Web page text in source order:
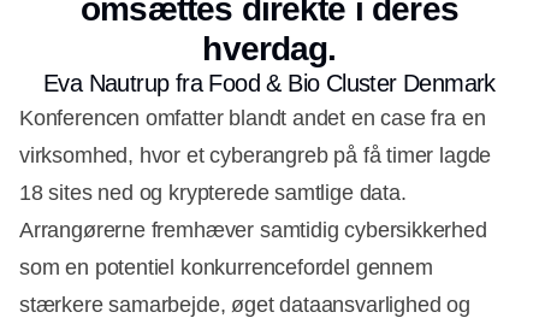
omsættes direkte i deres
hverdag.
Eva Nautrup fra Food & Bio Cluster Denmark
Konferencen omfatter blandt andet en case fra en
virksomhed, hvor et cyberangreb på få timer lagde
18 sites ned og krypterede samtlige data.
Arrangørerne fremhæver samtidig cybersikkerhed
som en potentiel konkurrencefordel gennem
stærkere samarbejde, øget dataansvarlighed og